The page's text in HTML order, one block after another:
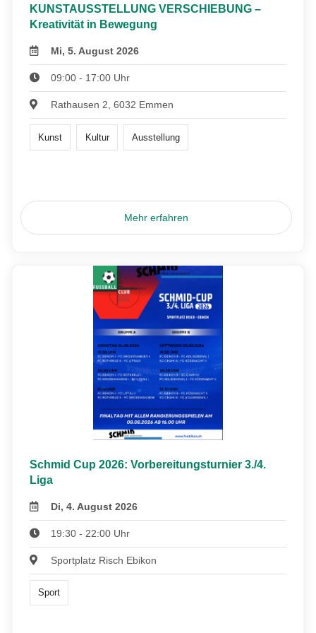
KUNSTAUSSTELLUNG VERSCHIEBUNG –
Kreativität in Bewegung
Mi, 5. August 2026
09:00 - 17:00 Uhr
Rathausen 2, 6032 Emmen
Kunst Kultur Ausstellung
Mehr erfahren
Schmid Cup 2026: Vorbereitungsturnier 3./4.
Liga
Di, 4. August 2026
19:30 - 22:00 Uhr
Sportplatz Risch Ebikon
Sport